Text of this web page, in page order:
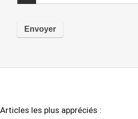
Articles les plus appréciés :